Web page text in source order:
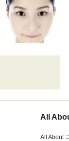
All
All About